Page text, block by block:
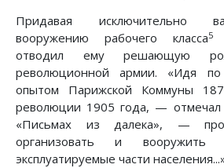
Придавая исключительно
вооружению рабочего класса5
отводил ему решающую
революционной армии. «Идя по
опытом Парижской Коммуны
революции 1905 года, —
«Письмах из далека», —
организовать и вооружить
эксплуатируемые части